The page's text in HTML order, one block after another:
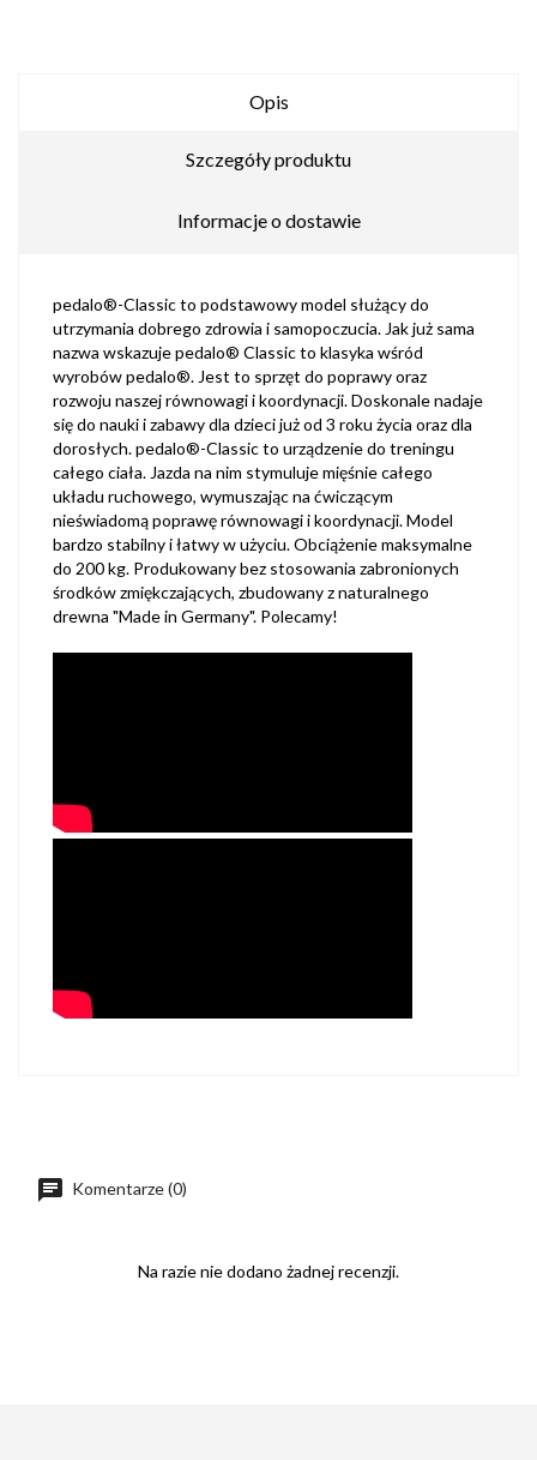
Opis
Szczegóły produktu
Informacje o dostawie
pedalo®-Classic to podstawowy model służący do
utrzymania dobrego zdrowia i samopoczucia. Jak już sama
nazwa wskazuje pedalo® Classic to klasyka wśród
wyrobów pedalo®. Jest to sprzęt do poprawy oraz
rozwoju naszej równowagi i koordynacji. Doskonale nadaje
się do nauki i zabawy dla dzieci już od 3 roku życia oraz dla
dorosłych. pedalo®-Classic to urządzenie do treningu
całego ciała. Jazda na nim stymuluje mięśnie całego
układu ruchowego, wymuszając na ćwiczącym
nieświadomą poprawę równowagi i koordynacji. Model
bardzo stabilny i łatwy w użyciu. Obciążenie maksymalne
do 200 kg. Produkowany bez stosowania zabronionych
środków zmiękczających, zbudowany z naturalnego
drewna "Made in Germany". Polecamy!
Komentarze (0)
Na razie nie dodano żadnej recenzji.